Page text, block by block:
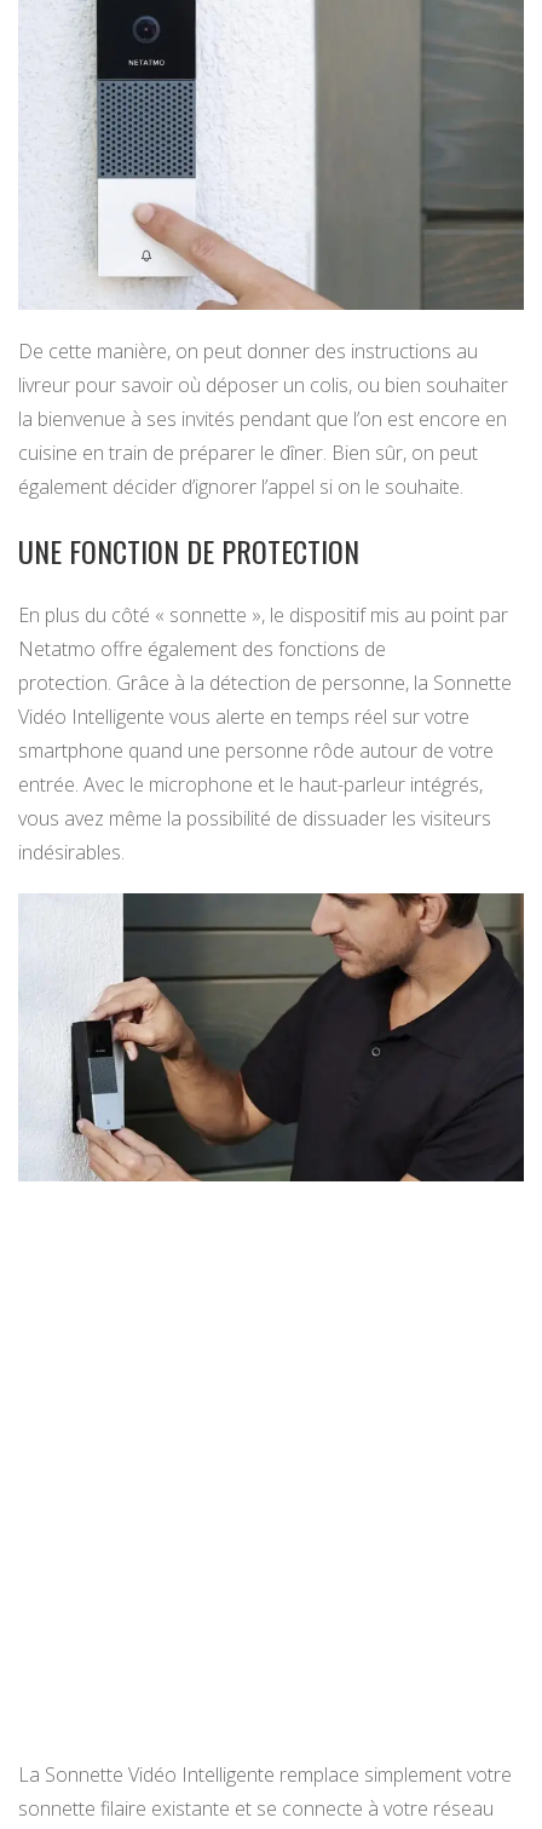
De cette manière, on peut donner des instructions au
livreur pour savoir où déposer un colis, ou bien souhaiter
la bienvenue à ses invités pendant que l’on est encore en
cuisine en train de préparer le dîner. Bien sûr, on peut
également décider d’ignorer l’appel si on le souhaite.
UNE FONCTION DE PROTECTION
En plus du côté « sonnette », le dispositif mis au point par
Netatmo offre également des fonctions de
protection. Grâce à la détection de personne, la Sonnette
Vidéo Intelligente vous alerte en temps réel sur votre
smartphone quand une personne rôde autour de votre
entrée. Avec le microphone et le haut-parleur intégrés,
vous avez même la possibilité de dissuader les visiteurs
indésirables.
La Sonnette Vidéo Intelligente remplace simplement votre
sonnette filaire existante et se connecte à votre réseau